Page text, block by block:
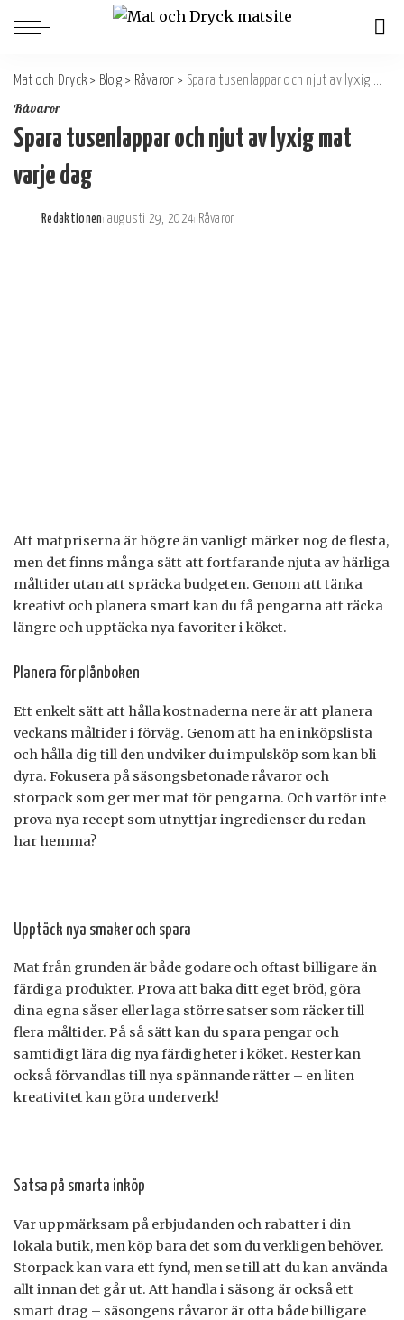
Mat och Dryck > Blog> Råvaror > Spara tusenlappar och njut av lyxig mat varje dag
Råvaror
Spara tusenlappar och njut av lyxig mat
varje dag
Redaktionen augusti 29, 2024 Råvaror
Att matpriserna är högre än vanligt märker nog de flesta,
men det finns många sätt att fortfarande njuta av härliga
måltider utan att spräcka budgeten. Genom att tänka
kreativt och planera smart kan du få pengarna att räcka
längre och upptäcka nya favoriter i köket.
Planera för plånboken
Ett enkelt sätt att hålla kostnaderna nere är att planera
veckans måltider i förväg. Genom att ha en inköpslista
och hålla dig till den undviker du impulsköp som kan bli
dyra. Fokusera på säsongsbetonade råvaror och
storpack som ger mer mat för pengarna. Och varför inte
prova nya recept som utnyttjar ingredienser du redan
har hemma?
Upptäck nya smaker och spara
Mat från grunden är både godare och oftast billigare än
färdiga produkter. Prova att baka ditt eget bröd, göra
dina egna såser eller laga större satser som räcker till
flera måltider. På så sätt kan du spara pengar och
samtidigt lära dig nya färdigheter i köket. Rester kan
också förvandlas till nya spännande rätter – en liten
kreativitet kan göra underverk!
Satsa på smarta inköp
Var uppmärksam på erbjudanden och rabatter i din
lokala butik, men köp bara det som du verkligen behöver.
Storpack kan vara ett fynd, men se till att du kan använda
allt innan det går ut. Att handla i säsong är också ett
smart drag – säsongens råvaror är ofta både billigare